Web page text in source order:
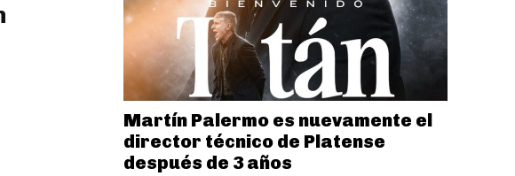
Martín Palermo es nuevamente el
director técnico de Platense
después de 3 años